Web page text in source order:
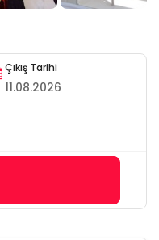
Çıkış Tarihi